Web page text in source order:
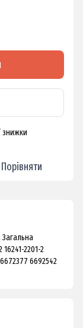
знижки
Порівняти
2201-2
6692542